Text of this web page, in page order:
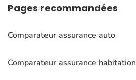
Pages recommandées
Comparateur assurance auto
Comparateur assurance habitation